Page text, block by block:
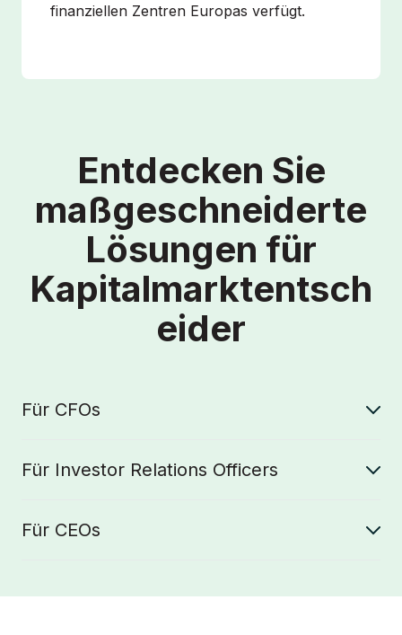
finanziellen Zentren Europas verfügt.
Entdecken Sie
maßgeschneiderte
Lösungen für
Kapitalmarktentsch
eider
Für CFOs
Für Investor Relations Officers
Für CEOs